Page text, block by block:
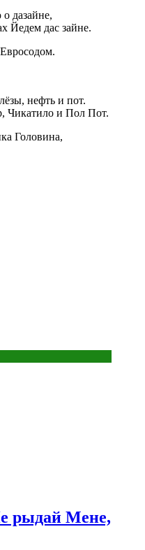
дазайне,
Йедем дас зайне.
нефть и пот.
Чикатило и Пол Пот.
Головина,
рыдай Мене,